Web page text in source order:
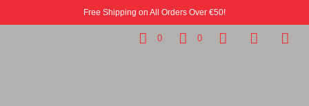
Free Shipping on All Orders Over €50!
0 0